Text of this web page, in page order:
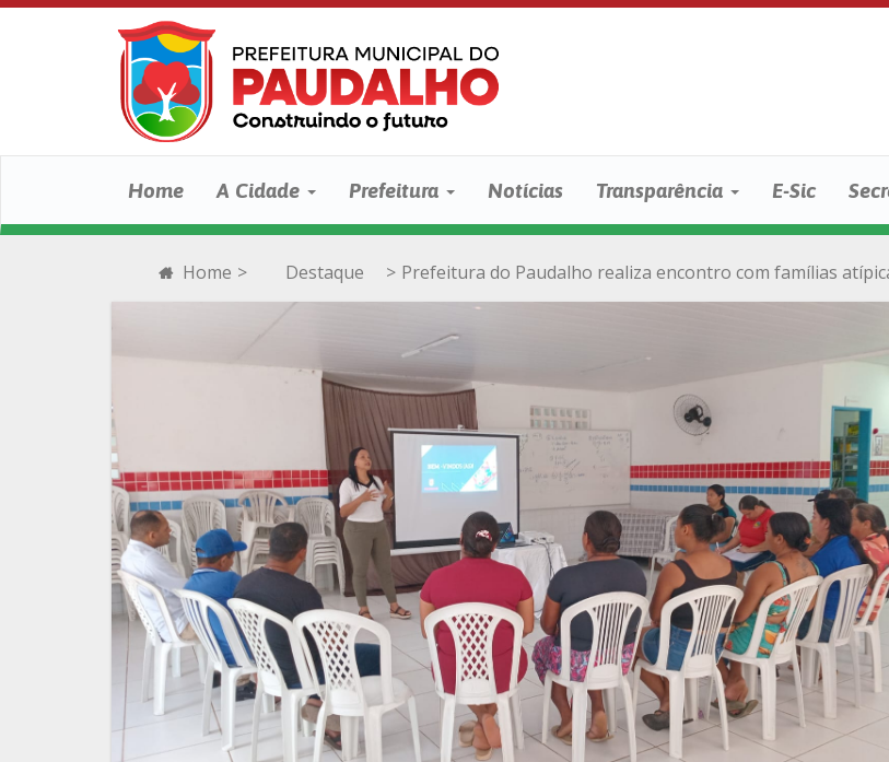
Home A Cidade Prefeitura Notícias Transparência E-Sic
Home > Destaque > Prefeitura do Paudalho realiza encontro com famílias